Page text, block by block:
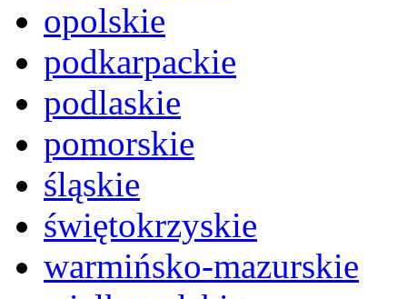
opolskie
podkarpackie
podlaskie
pomorskie
śląskie
świętokrzyskie
warmińsko-mazurskie